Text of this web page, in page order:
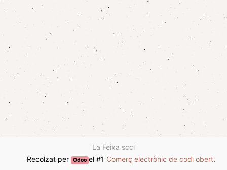
La Feixa sccl
Recolzat per
Odoo el #1 Comerç electrònic de codi obert.